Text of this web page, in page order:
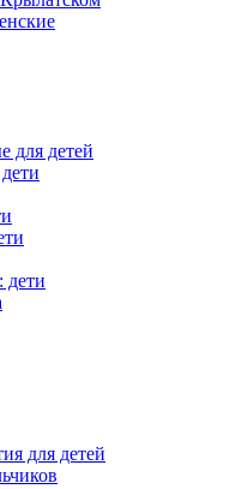
для детей
дети
для детей